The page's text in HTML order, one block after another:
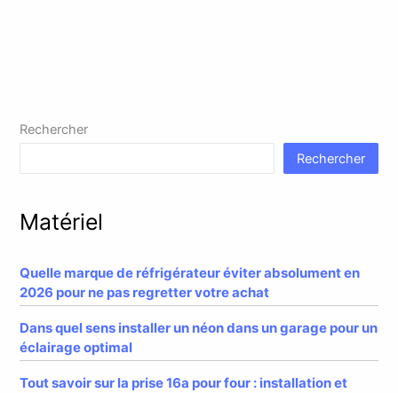
Rechercher
Rechercher
Matériel
Quelle marque de réfrigérateur éviter absolument en
2026 pour ne pas regretter votre achat
Dans quel sens installer un néon dans un garage pour un
éclairage optimal
Tout savoir sur la prise 16a pour four : installation et